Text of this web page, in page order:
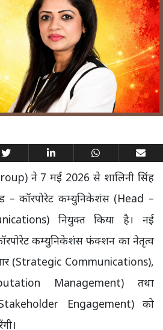
ने 7 मई 2026 से शालिनी सिंह
– कॉरपोरेट कम्युनिकेशंस (Head –
नियुक्त किया है। नई
कम्युनिकेशंस फंक्शन का नेतृत्व
(Strategic Communications),
Management) तथा
Engagement) को